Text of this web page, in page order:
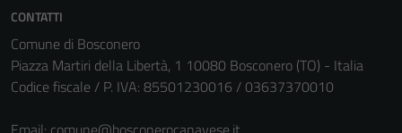
CONTATTI
Comune di Bosconero
Piazza Martiri della Libertà, 1 10080 Bosconero (TO) - Italia
Codice fiscale / P. IVA: 85501230016 / 03637370010
personali.